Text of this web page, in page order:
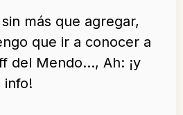
más que agregar,
que ir a conocer a
del Mendo…, Ah: ¡y
info!